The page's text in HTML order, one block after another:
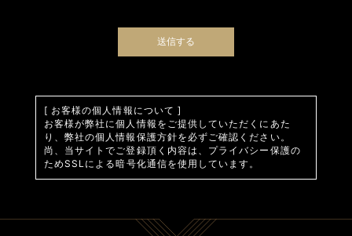
[ お客様の個人情報について ]
お客様が弊社に個人情報をご提供していただくにあた
り、弊社の個人情報保護方針を必ずご確認ください。
尚、当サイトでご登録頂く内容は、プライバシー保護の
ためSSLによる暗号化通信を使用しています。